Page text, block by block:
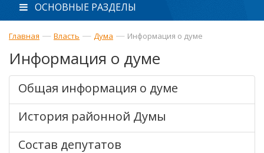
ОСНОВНЫЕ РАЗДЕЛЫ
Главная — Власть — Дума — Информация о думе
Информация о думе
Общая информация о думе
История районной Думы
Состав депутатов